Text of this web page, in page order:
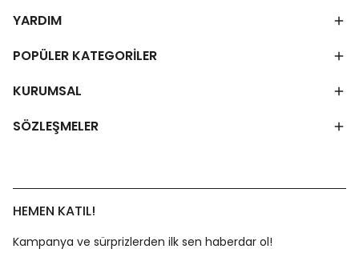
YARDIM
POPÜLER KATEGORİLER
KURUMSAL
SÖZLEŞMELER
HEMEN KATIL!
Kampanya ve sürprizlerden ilk sen haberdar ol!